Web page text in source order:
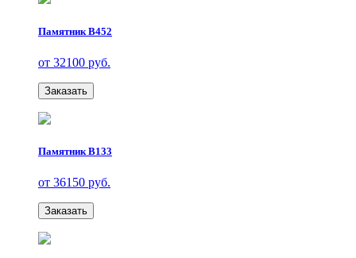
Памятник В452
от 32100 руб.
Заказать
Памятник В133
от 36150 руб.
Заказать